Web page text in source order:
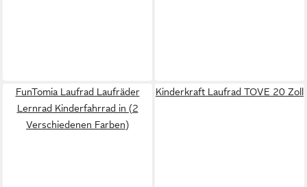
FunTomia Laufrad Laufräder
Lernrad Kinderfahrrad in (2
Verschiedenen Farben)
Kinderkraft Laufrad TOVE 20 Zoll